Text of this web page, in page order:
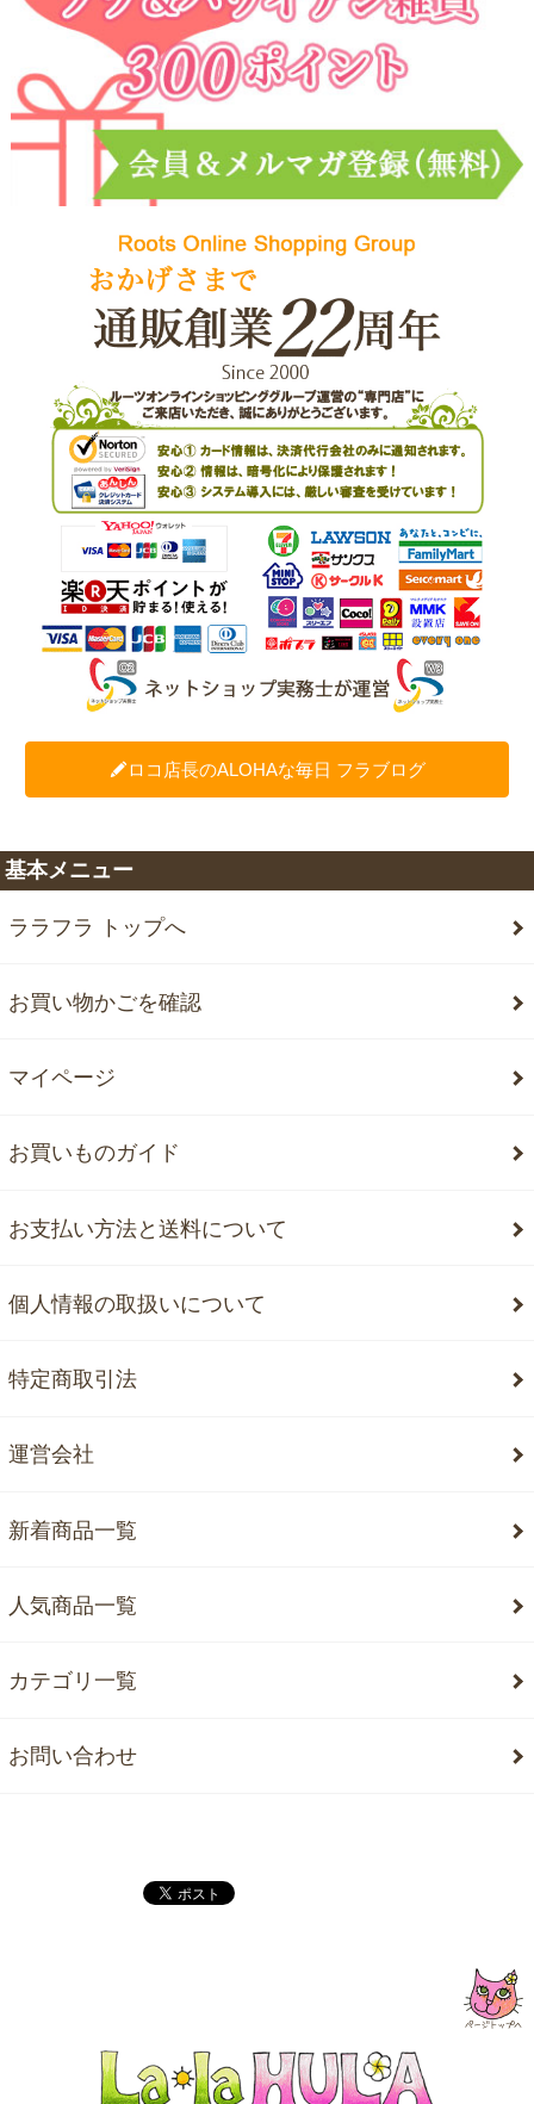
ロコ店長のALOHAな毎日 フラブログ
基本メニュー
ララフラ トップへ
お買い物かごを確認
マイページ
お買いものガイド
お支払い方法と送料について
個人情報の取扱いについて
特定商取引法
運営会社
新着商品一覧
人気商品一覧
カテゴリ一覧
お問い合わせ